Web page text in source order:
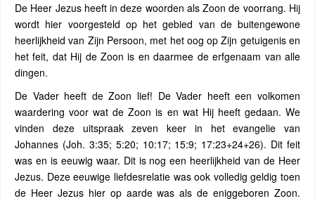
De Heer Jezus heeft in deze woorden als Zoon de voorrang. Hij
wordt hier voorgesteld op het gebied van de buitengewone
heerlijkheid van Zijn Persoon, met het oog op Zijn getuigenis en
het feit, dat Hij de Zoon is en daarmee de erfgenaam van alle
dingen.
De Vader heeft de Zoon lief! De Vader heeft een volkomen
waardering voor wat de Zoon is en wat Hij heeft gedaan. We
vinden deze uitspraak zeven keer in het evangelie van
Johannes (Joh. 3:35; 5:20; 10:17; 15:9; 17:23+24+26). Dit feit
was en is eeuwig waar. Dit is nog een heerlijkheid van de Heer
Jezus. Deze eeuwige liefdesrelatie was ook volledig geldig toen
de Heer Jezus hier op aarde was als de eniggeboren Zoon.